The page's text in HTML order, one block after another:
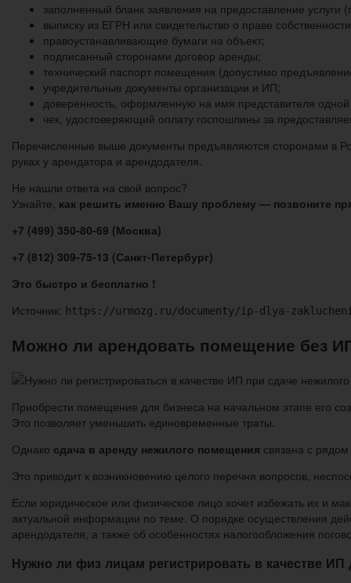
заполненный бланк заявления на предоставление услуги
выписку из ЕГРН или свидетельство о праве
правоустанавливающие бумаги на объект;
подписанный сторонами договор аренды;
технический паспорт помещения (допустимо
учредительные документы организации и ИП;
доверенность, оформленную на имя представителя
чек, удостоверяющий оплату госпошлины за
Перечисленные выше документы предъявляются сторонами в
руках у арендатора и арендодателя.
Не нашли ответа на свой вопрос?
Узнайте, как решить именно Вашу проблему — позвоните
+7 (499) 350-80-69 (Москва)
+7 (812) 309-75-13 (Санкт-Петербург)
Это быстро и бесплатно !
Источник: https://urmozg.ru/documenty/ip-dlya-
Можно ли арендовать помещение без
Приобрести помещение для бизнеса на начальном этапе его
Это позволяет уменьшить единовременные траты.
Однако сдача в аренду нежилого помещения связана с
Это приводит к возникновению целого перечня вопросов,
Если юридическое или физическое лицо хочет избежать их и
актуальной информации по теме. О порядке осуществления
арендодателя, а также об особенностях налогообложения
Нужно ли физ лицам регистрировать в качестве